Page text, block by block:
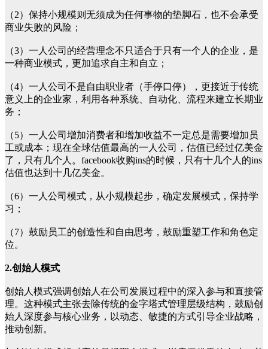
（2）保持小规模则无须成为任何事物的垫脚石，也不会承受
商业失败的风险；
（3）一人公司的经营理念不只适合于只有一个人的企业，是
一种商业模式，更加追求自主和自立；
（4）一人公司不是自由职业者（手停口停），更接近于传统
意义上的企业家，利用各种系统、自动化、流程来建立长期业
务；
（5）一人公司增加消费者和增加收益不一定总是需要增加员
工或成本；现在全球估值最高的一人公司，估值已经过亿美金
了，只有几个人。facebook收购ins的时候，只有十几个人的ins
估值也达到十几亿美金。
（6）一人公司模式，从小规模起步，确定发展模式，保持学
习；
（7）鼓励员工的创造性和自由思考，鼓励重塑工作和角色定
位。
2.创始人模式
创始人模式强调创始人在公司发展过程中的深入参与和直接管
理。这种模式主张去除传统的金字塔式管理层级结构，鼓励创
始人深度参与核心业务，以动态、敏捷的方式引导企业战略，
推动创新。